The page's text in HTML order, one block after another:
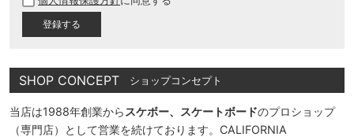
須
SHOP CONCEPT ショップコンセプト
当店は1988年創業から スケボー、スケートボードのプロショップ
（専門店）として営業を続けております。CALIFORNIA